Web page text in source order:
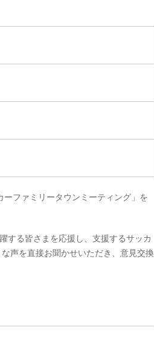
ファミリータウンミーティング」を
する皆さまを応援し、支援するサッカ
声を直接お聞かせいただき、意見交換